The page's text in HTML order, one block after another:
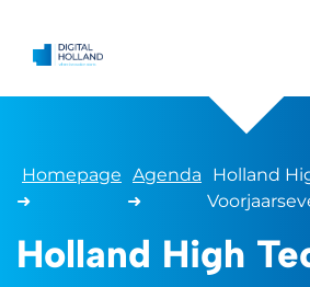
Homepage
➜
Agenda
➜
Holland
Holland High